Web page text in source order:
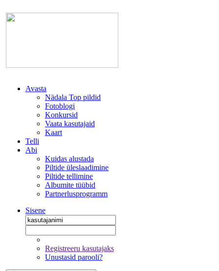
Avasta
Nädala Top pildid
Fotoblogi
Konkursid
Vaata kasutajaid
Kaart
Telli
Abi
Kuidas alustada
Piltide üleslaadimine
Piltide tellimine
Albumite tüübid
Partnerlusprogramm
Sisene
Registreeru kasutajaks
Unustasid parooli?